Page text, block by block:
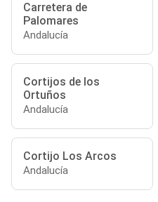
Carretera de
Palomares
Andalucía
Cortijos de los
Ortuños
Andalucía
Cortijo Los Arcos
Andalucía